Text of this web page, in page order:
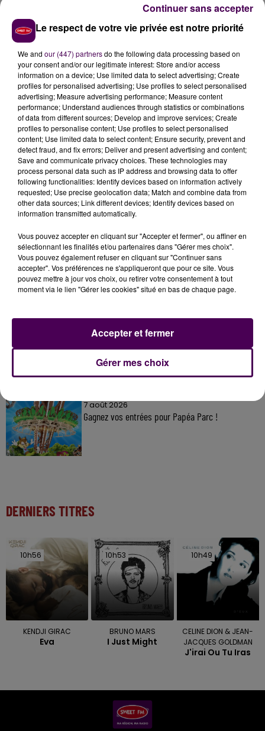
"Dounia s’inscrit dans la lignée des entraîneurs
promus en interne au sein du MSB, comme Vincent
Collet et JD Jackson. Homme de caractère connu
pour son sens du sacrifice et son souci du partage
lorsqu’il foulait les parquets, il sera secondé par
Antoine Mathieu"fait savoir le club manceau dans un
communiqué adressé aux rédactions ce mercredi 29
mai.
À LA UNE
7 août 2026
Gagnez vos pass pour le V and B Fest' 2026 !
Inscrivez-vous au casting The Voice & The Voice
Kids !
7 août 2026
Gagnez vos entrées pour Papéa Parc !
DERNIERS TITRES
10h56
10h56
KENDJI GIRAC
Eva
10h53
10h53
BRUNO MARS
I Just Might
10h49
10h49
CELINE DION & JEAN-
JACQUES GOLDMAN
J'irai Ou Tu Iras
Le respect de votre vie privée est notre priorité
We and our (447) partnersdo the following data processing based on
your consent and/or our legitimate interest: Store and/or access
information on a device; Use limited data to select advertising; Create
profiles for personalised advertising; Use profiles to select personalised
advertising; Measure advertising performance; Measure content
performance; Understand audiences through statistics or combinations
of data from different sources; Develop and improve services; Create
profiles to personalise content; Use profiles to select personalised
content; Use limited data to select content; Ensure security, prevent and
detect fraud, and fix errors; Deliver and present advertising and content;
Save and communicate privacy choices. These technologies may
process personal data such as IP address and browsing data to offer
following functionalities: Identify devices based on information actively
requested; Use precise geolocation data; Match and combine data from
other data sources; Link different devices; Identify devices based on
information transmitted automatically.
Vous pouvez accepter en cliquant sur "Accepter et fermer", ou affiner en
sélectionnant les finalités et/ou partenaires dans "Gérer mes choix".
Vous pouvez également refuser en cliquant sur "Continuer sans
accepter". Vos préférences ne s'appliqueront que pour ce site. Vous
pouvez mettre à jour vos choix, ou retirer votre consentement à tout
moment via le lien "Gérer les cookies" situé en bas de chaque page.
Gérer mes choix
Accepter et fermer
Continuer sans accepter